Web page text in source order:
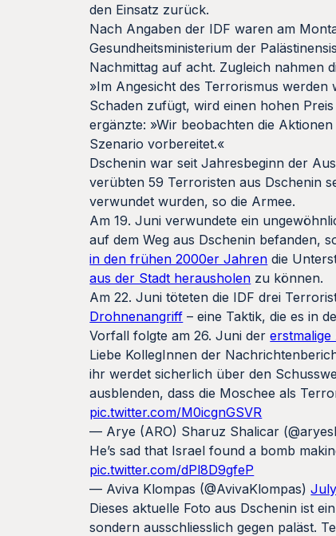
den Einsatz zurück.
Nach Angaben der IDF waren am
Gesundheitsministerium der
Nachmittag auf acht. Zugleich nahmen
»Im Angesicht des Terrorismus
Schaden zufügt, wird einen hohen
ergänzte: »Wir beobachten die
Szenario vorbereitet.«
Dschenin war seit Jahresbeginn der
verübten 59 Terroristen aus Dschenin
verwundet wurden, so die Armee.
Am 19. Juni verwundete ein
auf dem Weg aus Dschenin befanden,
in den frühen 2000er Jahren die
aus der Stadt herausholen zu können.
Am 22. Juni töteten die IDF drei
Drohnenangriff – eine Taktik, die es in
Vorfall folgte am 26. Juni der
Liebe KollegInnen der
ihr werdet sicherlich über den
ausblenden, dass die Moschee als
pic.twitter.com/M0icgnGSVR
— Arye (ARO) Sharuz Shalicar
He’s sad that Israel found a bomb
pic.twitter.com/dPl8D9gfeP
— Aviva Klompas (@AvivaKlompas)
Dieses aktuelle Foto aus Dschenin ist
sondern ausschliesslich gegen paläst.